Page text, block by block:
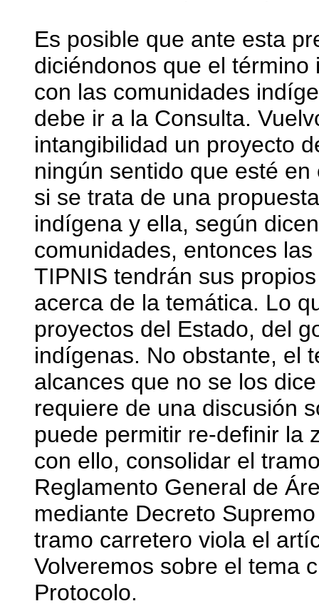
Es posible que ante esta
diciéndonos que el
con las comunidades
debe ir a la Consulta.
intangibilidad un proyecto
ningún sentido que esté
si se trata de una
indígena y ella, según
comunidades, entonces
TIPNIS tendrán sus
acerca de la temática. Lo
proyectos del Estado, del
indígenas. No obstante, el
alcances que no se los
requiere de una discusión
puede permitir re-definir la
con ello, consolidar el
Reglamento General de
mediante Decreto
tramo carretero viola el
Volveremos sobre el tema
Protocolo.